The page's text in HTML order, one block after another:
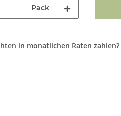
Pack
in monatlichen Raten zahlen?